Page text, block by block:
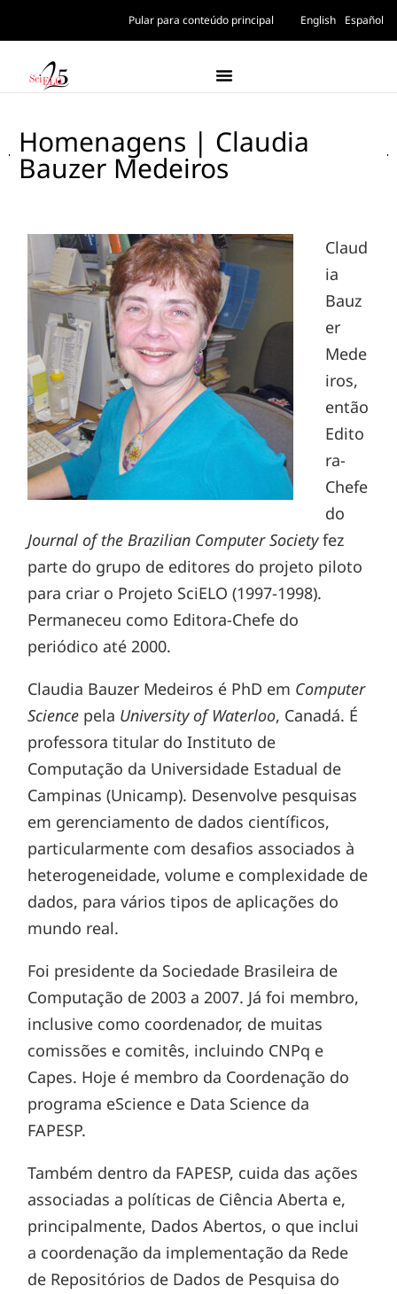
Pular para conteúdo principal English Español
Homenagens | Claudia
Bauzer Medeiros
Claud
ia
Bauz
er
Mede
iros,
então
Edito
ra-
Chefe
do
Journal of the Brazilian Computer Societyfez
parte do grupo de editores do projeto piloto
para criar o Projeto SciELO (1997-1998).
Permaneceu como Editora-Chefe do
periódico até 2000.
Claudia Bauzer Medeiros é PhD em Computer
Science pela University of Waterloo, Canadá. É
professora titular do Instituto de
Computação da Universidade Estadual de
Campinas (Unicamp). Desenvolve pesquisas
em gerenciamento de dados científicos,
particularmente com desafios associados à
heterogeneidade, volume e complexidade de
dados, para vários tipos de aplicações do
mundo real.
Foi presidente da Sociedade Brasileira de
Computação de 2003 a 2007. Já foi membro,
inclusive como coordenador, de muitas
comissões e comitês, incluindo CNPq e
Capes. Hoje é membro da Coordenação do
programa eScience e Data Science da
FAPESP.
Também dentro da FAPESP, cuida das ações
associadas a políticas de Ciência Aberta e,
principalmente, Dados Abertos, o que inclui
a coordenação da implementação da Rede
de Repositórios de Dados de Pesquisa do